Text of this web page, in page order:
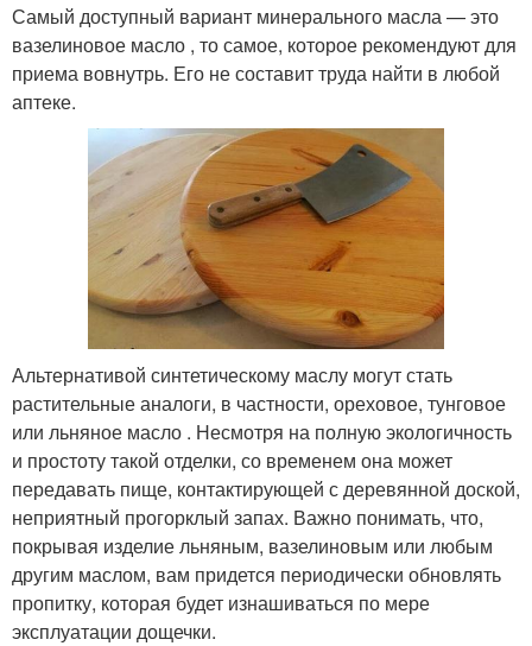
Самый доступный вариант минерального масла — это
вазелиновое масло , то самое, которое рекомендуют для
приема вовнутрь. Его не составит труда найти в любой
аптеке.
Альтернативой синтетическому маслу могут стать
растительные аналоги, в частности, ореховое, тунговое
или льняное масло . Несмотря на полную экологичность
и простоту такой отделки, со временем она может
передавать пище, контактирующей с деревянной доской,
неприятный прогорклый запах. Важно понимать, что,
покрывая изделие льняным, вазелиновым или любым
другим маслом, вам придется периодически обновлять
пропитку, которая будет изнашиваться по мере
эксплуатации дощечки.